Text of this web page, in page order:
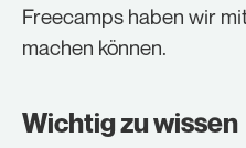
Freecamps haben wir
machen können.
Wichtig zu wissen